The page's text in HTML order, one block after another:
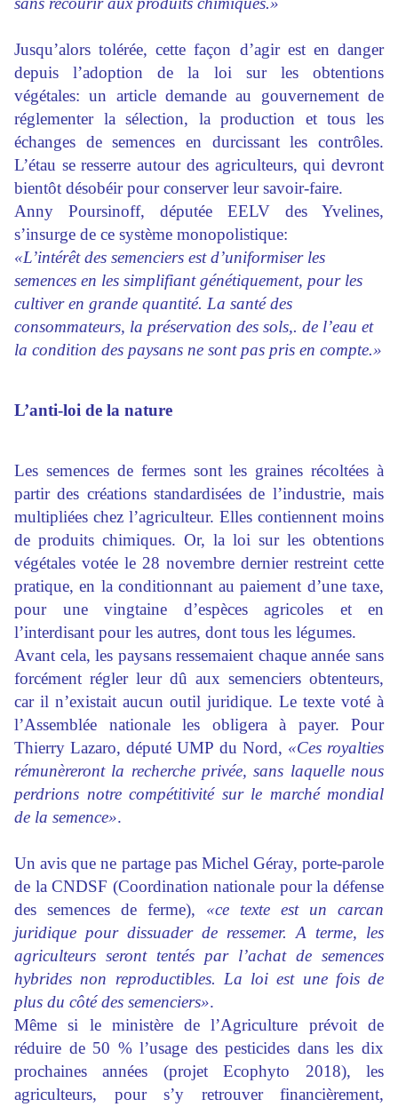
Jusqu’alors tolérée, cette façon d’agir est en danger
depuis l’adoption de la loi sur les obtentions
végétales: un article demande au gouvernement de
réglementer la sélection, la production et tous les
échanges de semences en durcissant les contrôles.
L’étau se resserre autour des agriculteurs, qui devront
bientôt désobéir pour conserver leur savoir-faire.
Anny Poursinoff, députée EELV des Yvelines,
s’insurge de ce système monopolistique:
«L’intérêt des semenciers est d’uniformiser les
semences en les simplifiant génétiquement, pour les
cultiver en grande quantité. La santé des
consommateurs, la préservation des sols,. de l’eau et
la condition des paysans ne sont pas pris en compte.»
L’anti-loi de la nature
Les semences de fermes sont les graines récoltées à
partir des créations standardisées de l’industrie, mais
multipliées chez l’agriculteur. Elles contiennent moins
de produits chimiques. Or, la loi sur les obtentions
végétales votée le 28 novembre dernier restreint cette
pratique, en la conditionnant au paiement d’une taxe,
pour une vingtaine d’espèces agricoles et en
l’interdisant pour les autres, dont tous les légumes.
Avant cela, les paysans ressemaient chaque année sans
forcément régler leur dû aux semenciers obtenteurs,
car il n’existait aucun outil juridique. Le texte voté à
l’Assemblée nationale les obligera à payer. Pour
Thierry Lazaro, député UMP du Nord, «Ces royalties
rémunèreront la recherche privée, sans laquelle nous
perdrions notre compétitivité sur le marché mondial
de la semence».
Un avis que ne partage pas Michel Géray, porte-parole
de la CNDSF (Coordination nationale pour la défense
des semences de ferme), «ce texte est un carcan
juridique pour dissuader de ressemer. A terme, les
agriculteurs seront tentés par l’achat de semences
hybrides non reproductibles. La loi est une fois de
plus du côté des semenciers».
Même si le ministère de l’Agriculture prévoit de
réduire de 50 % l’usage des pesticides dans les dix
prochaines années (projet Ecophyto 2018), les
agriculteurs, pour s’y retrouver financièrement,